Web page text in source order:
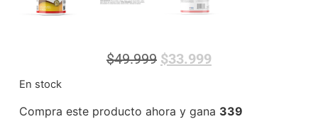
$49.999 $33.999
En stock
Compra este producto ahora y gana 339